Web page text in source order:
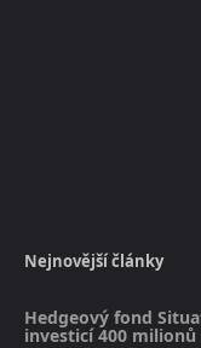
Nejnovější články
Hedgeový fond
investicí 400 milionů